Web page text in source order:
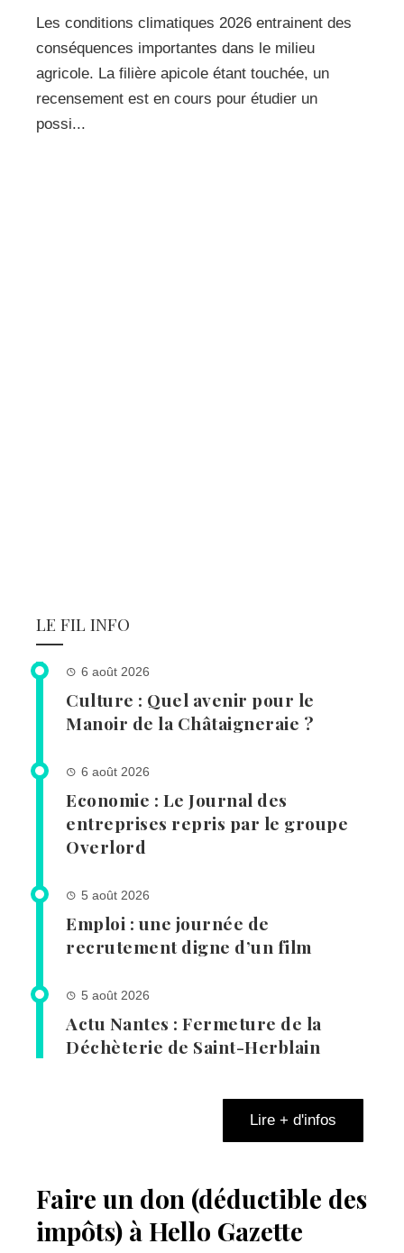
Les conditions climatiques 2026 entrainent des
conséquences importantes dans le milieu
agricole. La filière apicole étant touchée, un
recensement est en cours pour étudier un
possi...
LE FIL INFO
6 août 2026
Culture : Quel avenir pour le
Manoir de la Châtaigneraie ?
6 août 2026
Economie : Le Journal des
entreprises repris par le groupe
Overlord
5 août 2026
Emploi : une journée de
recrutement digne d’un film
5 août 2026
Actu Nantes : Fermeture de la
Déchèterie de Saint-Herblain
Lire + d'infos
Faire un don (déductible des
impôts) à Hello Gazette